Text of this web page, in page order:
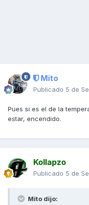
Mito
Publicado 5 de
Pues si es el de la
estar, encendido.
Kollapzo
Publicado 5 de
Mito dijo: